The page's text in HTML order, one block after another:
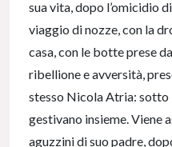
sua vita, dopo l’omicidio
viaggio di nozze, con la
casa, con le botte prese
ribellione e avversità,
stesso Nicola Atria: sotto
gestivano insieme. Viene
aguzzini di suo padre,